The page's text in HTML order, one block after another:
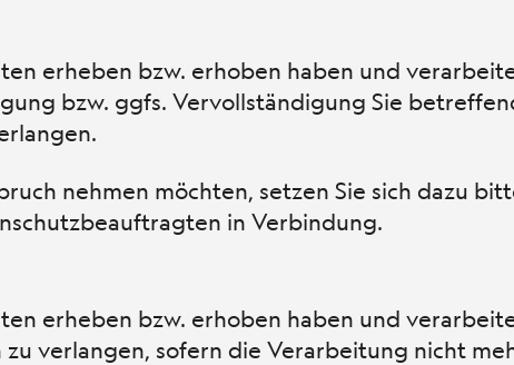
erheben bzw. erhoben haben und
bzw. ggfs. Vervollständigung Sie
nehmen möchten, setzen Sie sich dazu
in Verbindung.
erheben bzw. erhoben haben und
zu verlangen, sofern die Verarbeitung nicht